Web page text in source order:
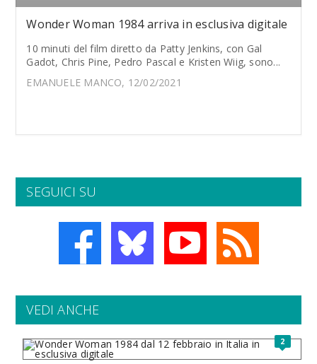
Wonder Woman 1984 arriva in esclusiva digitale
10 minuti del film diretto da Patty Jenkins, con Gal
Gadot, Chris Pine, Pedro Pascal e Kristen Wiig, sono...
EMANUELE MANCO, 12/02/2021
SEGUICI SU
VEDI ANCHE
2